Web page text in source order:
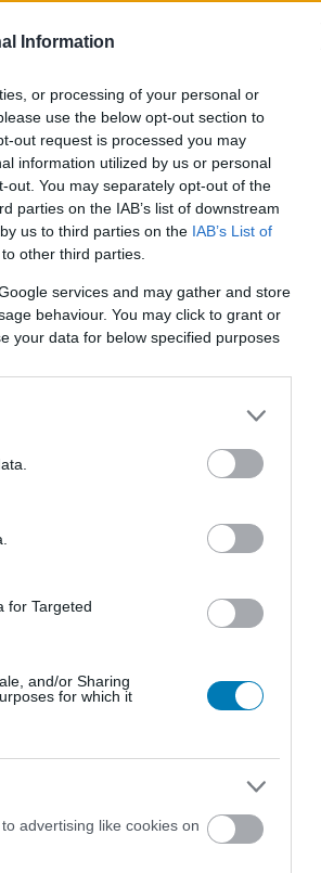
Information
or processing of your personal or
use the below opt-out section to
out request is processed you may
information utilized by us or personal
You may separately opt-out of the
parties on the IAB’s list of downstream
us to third parties on the IAB’s List of
other third parties.
services and may gather and store
behaviour. You may click to grant or
your data for below specified purposes
for Targeted
and/or Sharing
for which it
advertising like cookies on
számozott játék, a
élőszereplős
hogy a lehető
PCW HÍREK